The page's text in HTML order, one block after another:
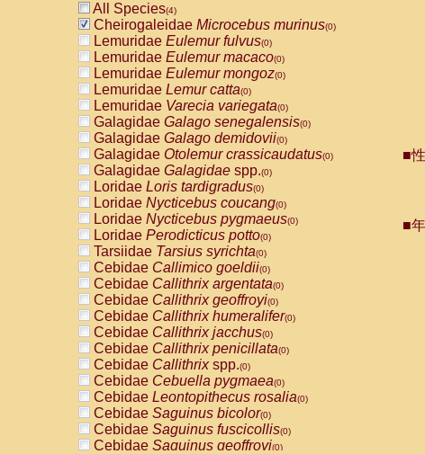
All Species(4)
Cheirogaleidae Microcebus murinus(0)
Lemuridae Eulemur fulvus(0)
Lemuridae Eulemur macaco(0)
Lemuridae Eulemur mongoz(0)
Lemuridae Lemur catta(0)
Lemuridae Varecia variegata(0)
Galagidae Galago senegalensis(0)
Galagidae Galago demidovii(0)
Galagidae Otolemur crassicaudatus(0)
Galagidae Galagidae spp.(0)
Loridae Loris tardigradus(0)
Loridae Nycticebus coucang(0)
Loridae Nycticebus pygmaeus(0)
Loridae Perodicticus potto(0)
Tarsiidae Tarsius syrichta(0)
Cebidae Callimico goeldii(0)
Cebidae Callithrix argentata(0)
Cebidae Callithrix geoffroyi(0)
Cebidae Callithrix humeralifer(0)
Cebidae Callithrix jacchus(0)
Cebidae Callithrix penicillata(0)
Cebidae Callithrixspp.(0)
Cebidae Cebuella pygmaea(0)
Cebidae Leontopithecus rosalia(0)
Cebidae Saguinus bicolor(0)
Cebidae Saguinus fuscicollis(0)
Cebidae Saguinus geoffroyi(0)
■
■